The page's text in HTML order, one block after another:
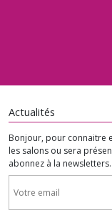
Actualités
Bonjour, pour connaitre
les salons ou sera
abonnez à la newsletters.